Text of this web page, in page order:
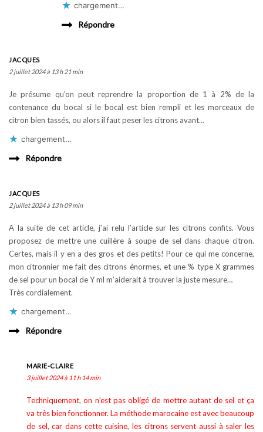
chargement…
Répondre
JACQUES
2 juillet 2024 à 13 h 21 min
Je présume qu’on peut reprendre la proportion de 1 à 2% de la
contenance du bocal si le bocal est bien rempli et les morceaux de
citron bien tassés, ou alors il faut peser les citrons avant…
chargement…
Répondre
JACQUES
2 juillet 2024 à 13 h 09 min
A la suite de cet article, j’ai relu l’article sur les citrons confits. Vous
proposez de mettre une cuillère à soupe de sel dans chaque citron.
Certes, mais il y en a des gros et des petits! Pour ce qui me concerne,
mon citronnier me fait des citrons énormes, et une % type X grammes
de sel pour un bocal de Y ml m’aiderait à trouver la juste mesure…
Très cordialement.
chargement…
Répondre
MARIE-CLAIRE
3 juillet 2024 à 11 h 14 min
Techniquement, on n’est pas obligé de mettre autant de sel et ça
va très bien fonctionner. La méthode marocaine est avec beaucoup
de sel, car dans cette cuisine, les citrons servent aussi à saler les